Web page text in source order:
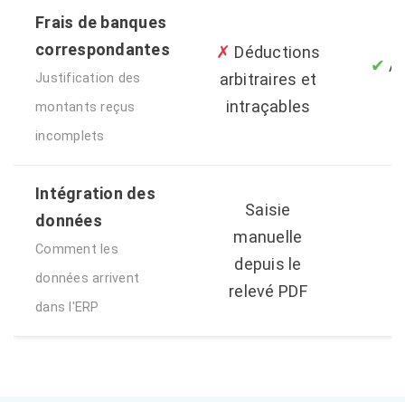
Frais de banques
correspondantes
Justification des
montants reçus
incomplets
✗ Déductions
arbitraires et
intraçables
✔
Intégration des
données
Comment les
données arrivent
dans l'ERP
Saisie
manuelle
depuis le
relevé PDF